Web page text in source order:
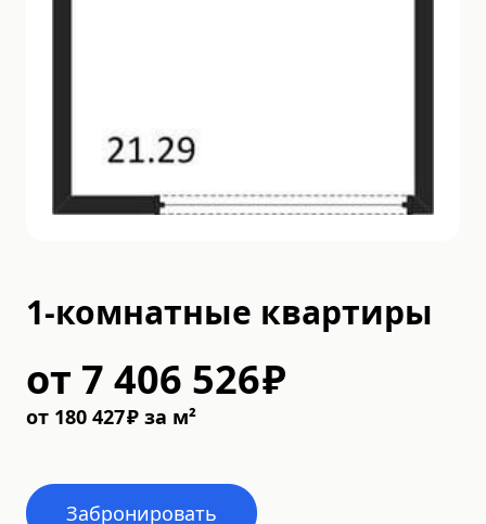
1-комнатные квартиры
от 7 406 526₽
от 180 427₽ за м²
Забронировать